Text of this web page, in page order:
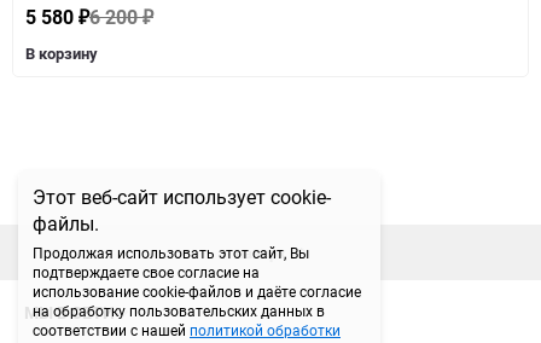
Этот веб-сайт использует cookie-
файлы.
Продолжая использовать этот сайт, Вы
подтверждаете свое согласие на
использование cookie-файлов и даёте согласие
на обработку пользовательских данных в
соответствии с нашей политикой обработки
5 580 ₽6 200₽
В корзину
наверх
МЫ В СЕТИ